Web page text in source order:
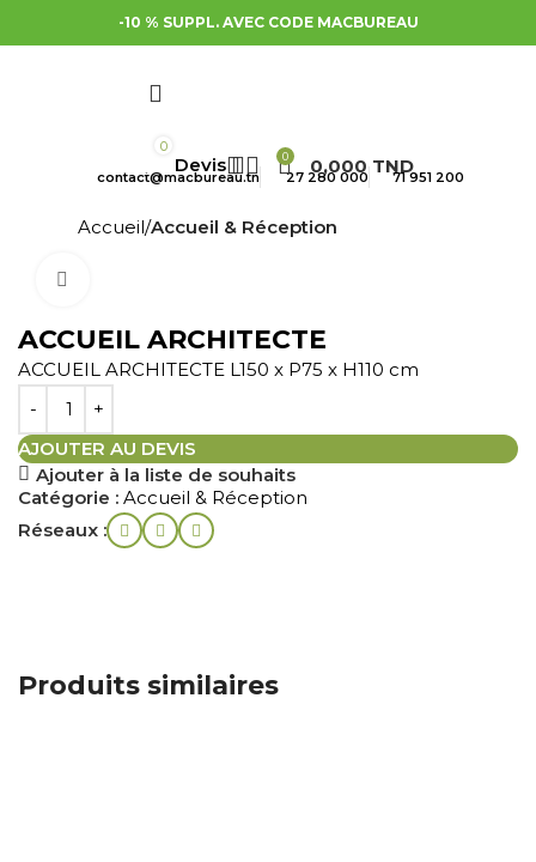
-10 % SUPPL. AVEC CODE MACBUREAU
0
0 0,000TND
contact@macbureau.tn 27 280 000 71 951 200
Accueil Accueil & Réception
ACCUEIL ARCHITECTE
ACCUEIL ARCHITECTE L150 x P75 x H110 cm
AJOUTER AU DEVIS
Ajouter à la liste de souhaits
Catégorie : Accueil & Réception
Réseaux :
Produits similaires